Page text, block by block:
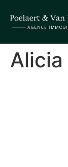
Alicia